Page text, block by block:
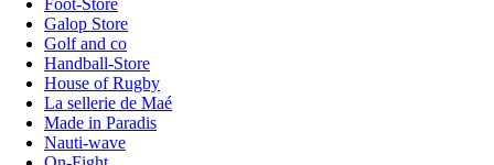
Galop Store
Golf and co
Handball-Store
House of Rugby
La sellerie de Maé
Made in Paradis
Nauti-wave